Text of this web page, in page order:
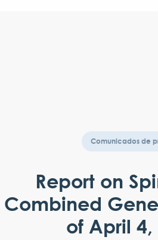
Comunicados de
Report on
Combined
of April 4,